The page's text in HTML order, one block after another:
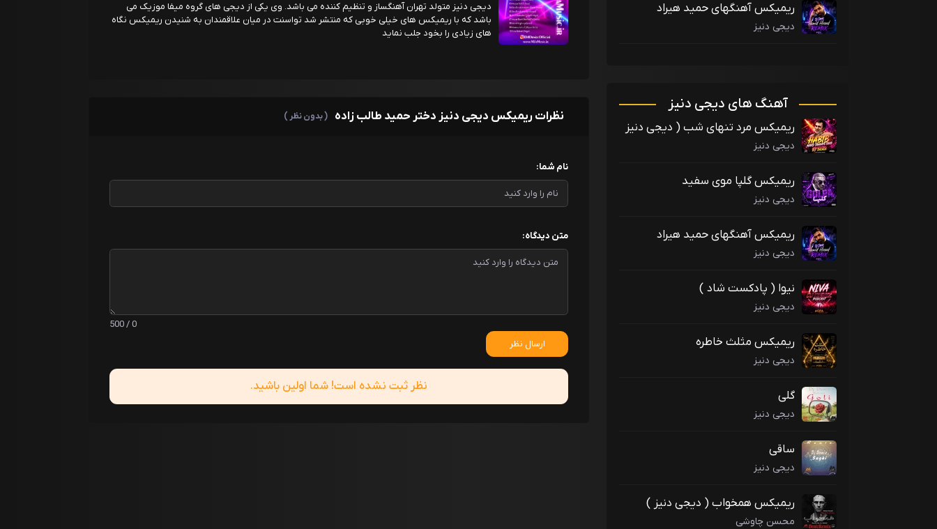
ریمیکس آهنگهای حمید هیراد
دیجی دنیز
آهنگ های دیجی دنیز
ریمیکس مرد تنهای شب ( دیجی دنیز
)
دیجی دنیز
ریمیکس گلپا موی سفید
دیجی دنیز
ریمیکس آهنگهای حمید هیراد
دیجی دنیز
نیوا ( پادکست شاد )
دیجی دنیز
ریمیکس مثلث خاطره
دیجی دنیز
گلی
دیجی دنیز
ساقی
دیجی دنیز
ریمیکس همخواب ( دیجی دنیز )
محسن چاوشی
دیجی دنیز متولد تهران آهنگساز و تنظیم کننده می باشد. وی یکی از دیجی های گروه میفا موزیک می
باشد که با ریمیکس های خیلی خوبی که منتشر شد تواسنت در میان علاقمندان به شنیدن ریمیکس نگاه
های زیادی را بخود جلب نماید
نظرات ریمیکس دیجی دنیز دختر حمید طالب زاده ( بدون نظر )
نام شما:
متن دیدگاه:
0 / 500
ارسال نظر
نظر ثبت نشده است! شما اولین باشید.